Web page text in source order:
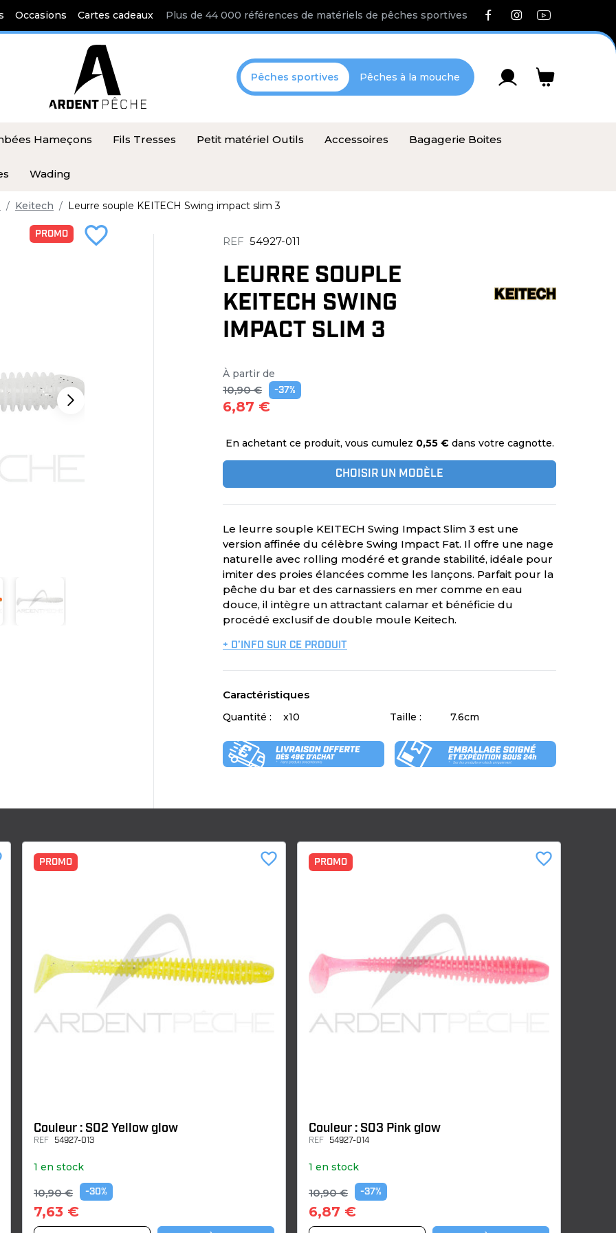
Occasions Cartes cadeaux Plus de 44 000 références de matériels de pêches sportives
Pêches sportives Pêches à la mouche
Hameçons Fils Tresses Petit matériel Outils Accessoires Bagagerie Boites
Wading
Keitech Leurre souple KEITECH Swing impact slim 3
PROMO favorite_border REF 54927-011
LEURRE SOUPLE
KEITECH SWING
IMPACT SLIM 3
À partir de
10,90 € -37%
6,87 €
En achetant ce produit, vous cumulez 0,55 € dans votre cagnotte.
CHOISIR UN MODÈLE
Le leurre souple KEITECH Swing Impact Slim 3 est une
version affinée du célèbre Swing Impact Fat. Il offre une nage
naturelle avec rolling modéré et grande stabilité, idéale pour
imiter des proies élancées comme les lançons. Parfait pour la
pêche du bar et des carnassiers en mer comme en eau
douce, il intègre un attractant calamar et bénéficie du
procédé exclusif de double moule Keitech.
+ D’INFO SUR CE PRODUIT
Caractéristiques
Quantité : x10 Taille : 7.6cm
PROMO
Couleur : S02 Yellow glow
REF 54927-013
1 en stock
10,90 € -30%
7,63 €
favorite_border PROMO
Couleur : S03 Pink glow
REF 54927-014
1 en stock
10,90 € -37%
6,87 €
favorite_border